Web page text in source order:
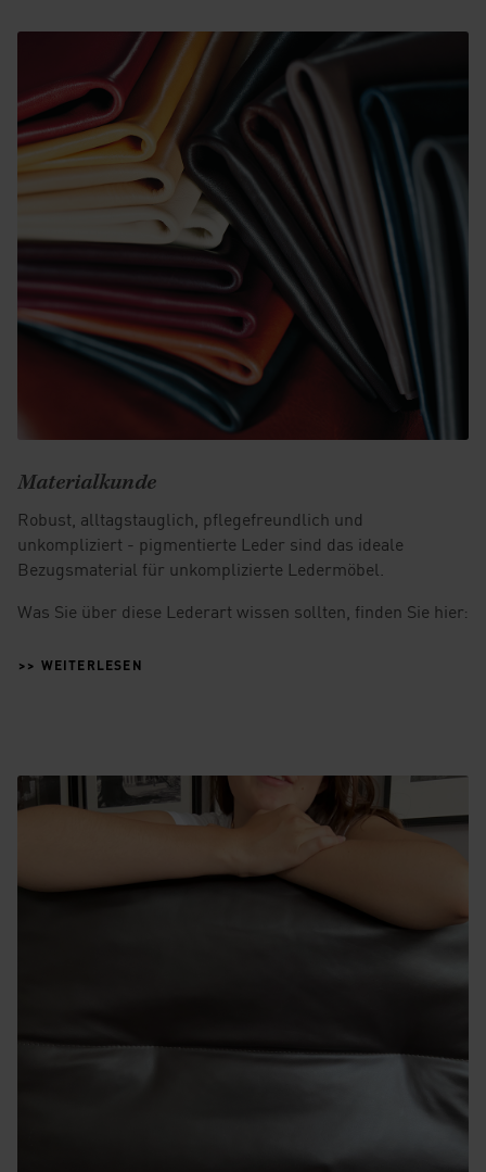
Materialkunde
Robust, alltagstauglich, pflegefreundlich und
unkompliziert - pigmentierte Leder sind das ideale
Bezugsmaterial für unkomplizierte Ledermöbel.
Was Sie über diese Lederart wissen sollten, finden Sie hier:
>> WEITERLESEN